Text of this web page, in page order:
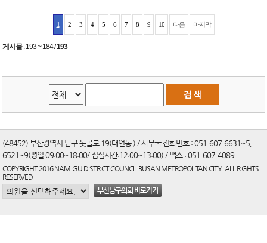
1 2 3 4 5 6 7 8 9 10 다음 마지막
게시물:193 ~ 184/193
(48452) 부산광역시 남구 못골로 19(대연동 ) / 사무국 전화번호 : 051-607-6631~5,
6521~9(평일 09:00~18:00/ 점심시간:12:00~13:00) / 팩스 : 051-607-4089
COPYRIGHT 2016 NAM-GU DISTRICT COUNCIL BUSAN METROPOLITAN CITY. ALL RIGHTS
RESERVED
부산남구의회 바로가기